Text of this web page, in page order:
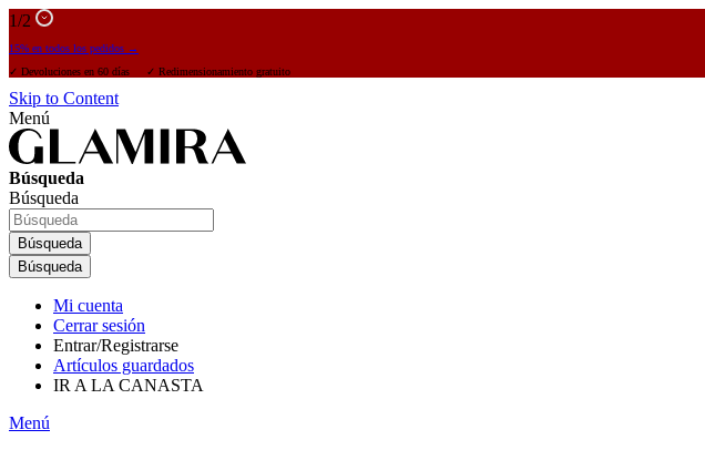
1/2
15% en todos los pedidos →
✓ Devoluciones en 60 días ✓ Redimensionamiento gratuito
Skip to Content
Menú
Búsqueda
Búsqueda
Búsqueda
Búsqueda
Mi cuenta
Cerrar sesión
Entrar/Registrarse
Artículos guardados
IR A LA CANASTA
Menú